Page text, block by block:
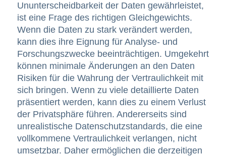
Ununterscheidbarkeit der Daten gewährleistet,
ist eine Frage des richtigen Gleichgewichts.
Wenn die Daten zu stark verändert werden,
kann dies ihre Eignung für Analyse- und
Forschungszwecke beeinträchtigen. Umgekehrt
können minimale Änderungen an den Daten
Risiken für die Wahrung der Vertraulichkeit mit
sich bringen. Wenn zu viele detaillierte Daten
präsentiert werden, kann dies zu einem Verlust
der Privatsphäre führen. Andererseits sind
unrealistische Datenschutzstandards, die eine
vollkommene Vertraulichkeit verlangen, nicht
umsetzbar. Daher ermöglichen die derzeitigen